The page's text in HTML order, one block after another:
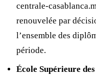
centrale-
renouvelée par
l’ensemble des
période.
École Supérieure